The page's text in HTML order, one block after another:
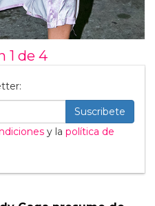
1 de 4
Suscribete
y la política de